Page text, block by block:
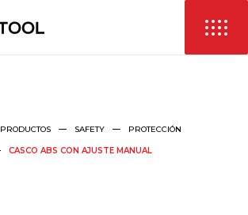
PRODUCTOS SAFETY PROTECCIÓN
CASCO ABS CON AJUSTE MANUAL